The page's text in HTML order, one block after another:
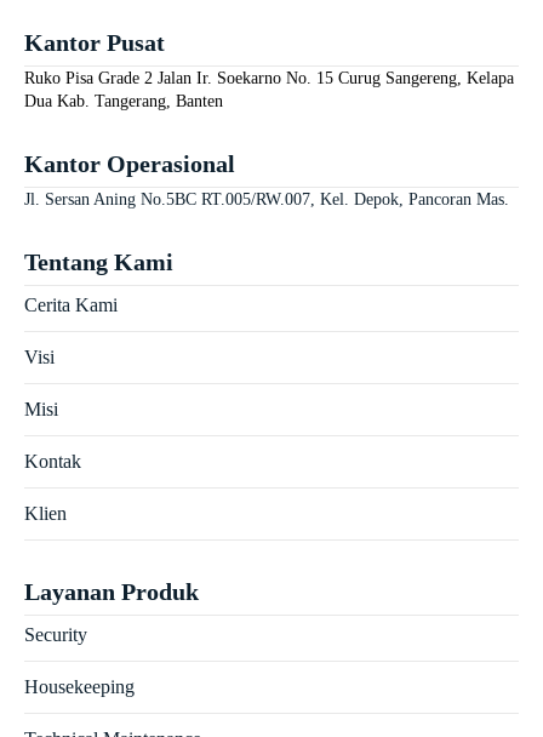
Kantor Pusat
Ruko Pisa Grade 2 Jalan Ir. Soekarno No. 15 Curug Sangereng, Kelapa
Dua Kab. Tangerang, Banten
Kantor Operasional
Jl. Sersan Aning No.5BC RT.005/RW.007, Kel. Depok, Pancoran Mas.
Tentang Kami
Cerita Kami
Visi
Misi
Kontak
Klien
Layanan Produk
Security
Housekeeping